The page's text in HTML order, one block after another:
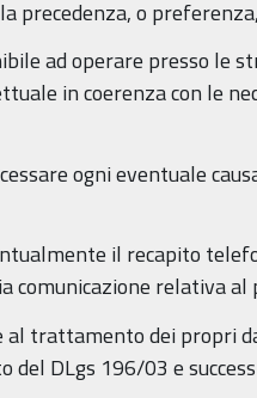
precedenza, o
ad operare presso le
in coerenza con le
ogni eventuale
il recapito
comunicazione relativa
al trattamento dei propri
del DLgs 196/03 e